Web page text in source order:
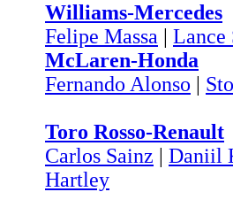
Williams-Mercedes
Felipe Massa | Lance
McLaren-Honda
Fernando Alonso |
Toro Rosso-Renault
Carlos Sainz | Daniil
Hartley